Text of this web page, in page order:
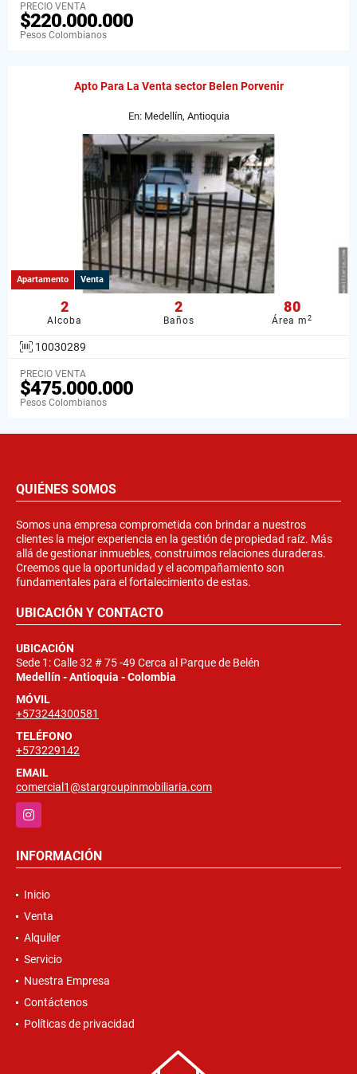
PRECIO VENTA
$220.000.000
Pesos Colombianos
Apto Para La Venta sector Belen Porvenir
En: Medellín, Antioquia
Apartamento Venta
2
Alcoba
2
Baños
80
Área m2
10030289
PRECIO VENTA
$475.000.000
Pesos Colombianos
QUIÉNES SOMOS
Somos una empresa comprometida con brindar a nuestros
clientes la mejor experiencia en la gestión de propiedad raíz. Más
allá de gestionar inmuebles, construimos relaciones duraderas.
Creemos que la oportunidad y el acompañamiento son
fundamentales para el fortalecimiento de estas.
UBICACIÓN Y CONTACTO
UBICACIÓN
Sede 1: Calle 32 # 75 -49 Cerca al Parque de Belén
Medellín - Antioquia - Colombia
MÓVIL
+573244300581
TELÉFONO
+573229142
EMAIL
comercial1@stargroupinmobiliaria.com
Instagram
INFORMACIÓN
Inicio
Venta
Alquiler
Servicio
Nuestra Empresa
Contáctenos
Políticas de privacidad